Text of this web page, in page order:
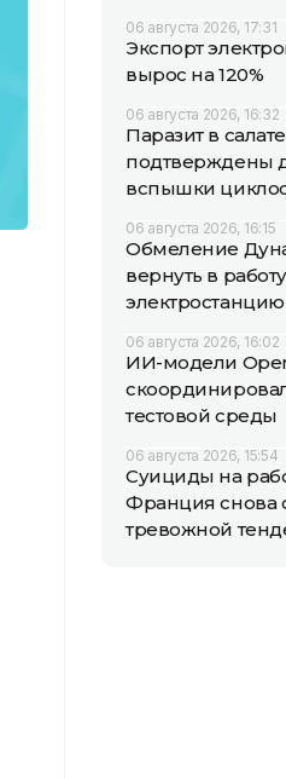
06 августа 2026, 17:31
Экспорт
вырос на 120%
06 августа 2026, 16:32
Паразит в
подтверждены
вспышки
06 августа 2026, 16:15
Обмеление
вернуть в
06 августа 2026, 16:02
ИИ-модели
тестовой среды
06 августа 2026, 15:54
Суициды на
Франция снова
тревожной